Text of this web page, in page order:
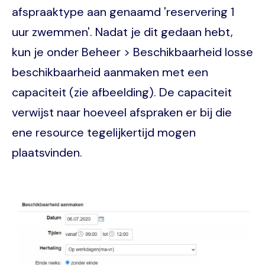
afspraaktype aan genaamd 'reservering 1
uur zwemmen'. Nadat je dit gedaan hebt,
kun je onder Beheer > Beschikbaarheid losse
beschikbaarheid aanmaken met een
capaciteit (zie afbeelding). De capaciteit
verwijst naar hoeveel afspraken er bij die
ene resource tegelijkertijd mogen
plaatsvinden.
Image